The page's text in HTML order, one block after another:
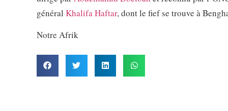
général Khalifa Haftar, dont le fief se trouve à
Notre Afrik